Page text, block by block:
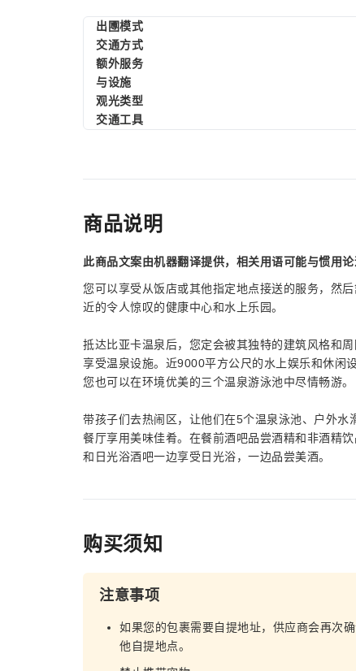
出圑模式
交通方式
额外服务
与设施
观光类型
交通工具
商品说明
此商品文案由机器翻译提供，相关用语可能与惯用
您可以享受从饭店或其他指定地点接送的服务，然
近的令人惊叹的健康中心和水上乐园。
抵达比亚卡温泉后，您定会被其独特的建筑风格和
享受温泉设施。近9000平方公尺的水上娱乐和休闲
您也可以在环境优美的三个温泉游泳池中尽情畅游。
带孩子们去热闹区，让他们在5个温泉泳池、户外
餐厅享用美味佳肴。在餐前酒吧品尝酒精和非酒精
和日光浴酒吧一边享受日光浴，一边品尝美酒。
购买须知
注意事项
如果您的包裹需要自提地址，供应商会再次
他自提地点。